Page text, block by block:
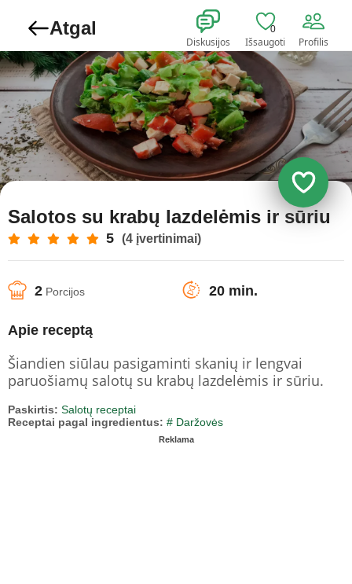
Atgal
Diskusijos
0
Išsaugoti Profilis
Salotos su krabų lazdelėmis ir sūriu
5 (4 įvertinimai)
2 Porcijos 20 min.
Apie receptą
Šiandien siūlau pasigaminti skanių ir lengvai
paruošiamų salotų su krabų lazdelėmis ir sūriu.
Paskirtis: Salotų receptai
Receptai pagal ingredientus: # Daržovės
Reklama